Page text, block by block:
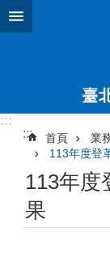
跳到主要內容區塊
:::
:::
首頁 業
113年度登
113年度
果